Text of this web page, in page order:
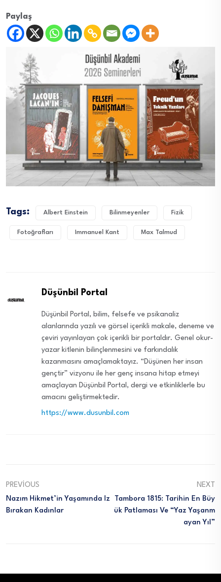
Paylaş
Tags: Albert Einstein Bilinmeyenler Fizik
Fotoğrafları Immanuel Kant Max Talmud
Düşünbil Portal
Düşünbil Portal, bilim, felsefe ve psikanaliz
alanlarında yazılı ve görsel içerikli makale, deneme ve
çeviri yayınlayan çok içerikli bir portaldır. Genel okur-
yazar kitlenin bilinçlenmesini ve farkındalık
kazanmasını amaçlamaktayız. “Düşünen her insan
gençtir” vizyonu ile her genç insana hitap etmeyi
amaçlayan Düşünbil Portal, dergi ve etkinliklerle bu
amacını geliştirmektedir.
https://www.dusunbil.com
PREVIOUS
Nazım Hikmet’in Yaşamında Iz
Bırakan Kadınlar
NEXT
Tambora 1815: Tarihin En Büy
Ük Patlaması Ve “Yaz Yaşanm
Ayan Yıl”